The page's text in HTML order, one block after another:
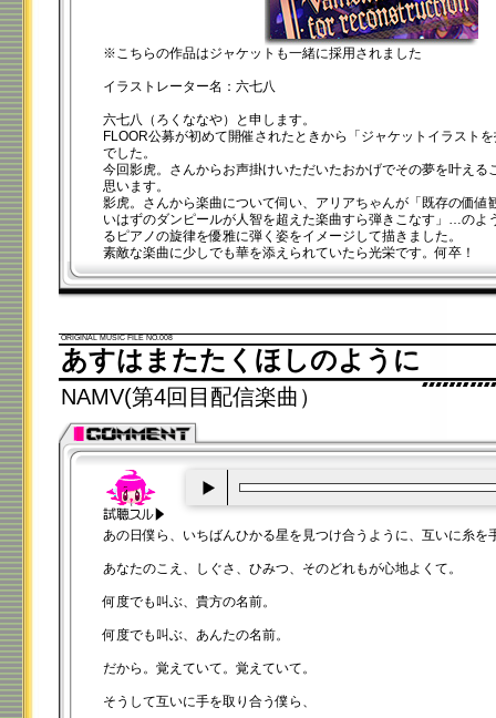
※こちらの作品はジャケットも一緒に採用されました
イラストレーター名：六七八
六七八（ろくななや）と申します。
FLOOR公募が初めて開催されたときから「ジャケットイラスト
でした。
今回影虎。さんからお声掛けいただいたおかげでその夢を叶える
思います。
影虎。さんから楽曲について伺い、アリアちゃんが「既存の価値
いはずのダンピールが人智を超えた楽曲すら弾きこなす」…のよ
るピアノの旋律を優雅に弾く姿をイメージして描きました。
素敵な楽曲に少しでも華を添えられていたら光栄です。何卒！
ORIGINAL MUSIC FILE NO.008
あすはまたたくほしのように
NAMV(第4回目配信楽曲）
あの日僕ら、いちばんひかる星を見つけ合うように、互いに糸を
あなたのこえ、しぐさ、ひみつ、そのどれもが心地よくて。
何度でも叫ぶ、貴方の名前。
何度でも叫ぶ、あんたの名前。
だから。覚えていて。覚えていて。
そうして互いに手を取り合う僕ら、